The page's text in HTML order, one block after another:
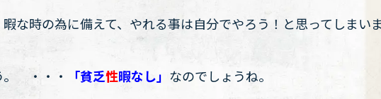
な時の為に備えて、やれる事は自分でやろう！と思ってしまい
。 ・・・ 「貧乏性暇なし」 なのでしょうね。